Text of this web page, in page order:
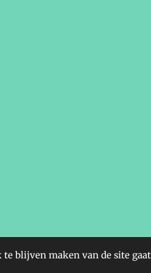
blijven maken van de site